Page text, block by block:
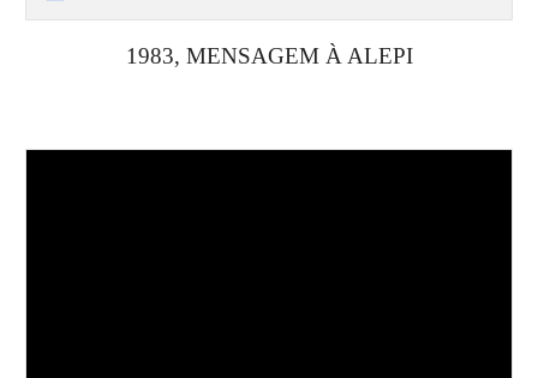
1983, MENSAGEM À ALEPI